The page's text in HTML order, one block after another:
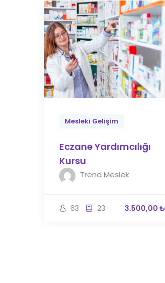
Mesleki Gelişim
Eczane Yardımcılığı
Kursu
Trend Meslek
63 23 3.500,00 ₺